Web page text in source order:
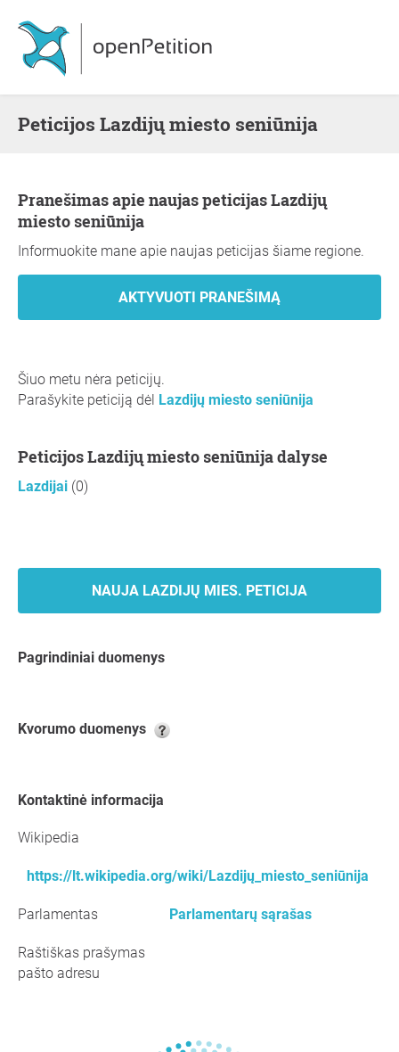
Peticijos Lazdijų miesto seniūnija
Pranešimas apie naujas peticijas Lazdijų
miesto seniūnija
Informuokite mane apie naujas peticijas šiame regione.
Šiuo metu nėra peticijų.
Parašykite peticiją dėl Lazdijų miesto seniūnija
Peticijos Lazdijų miesto seniūnija dalyse
Lazdijai (0)
NAUJA LAZDIJŲ MIES. PETICIJA
Pagrindiniai duomenys
kvorumo duomenys
kontaktinė informacija
Wikipedia
https://lt.wikipedia.org/wiki/Lazdijų_miesto_seniūnija
Parlamentas Parlamentarų sąrašas
Raštiškas prašymas
pašto adresu